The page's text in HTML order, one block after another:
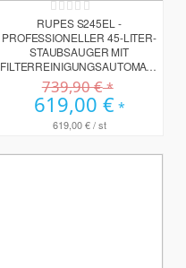
Rating:
0%
RUPES S245EL -
PROFESSIONELLER 45-LITER-
STAUBSAUGER MIT
FILTERREINIGUNGSAUTOMATIK
739,90 €
Sonderpreis
619,00 €
619,00 €/ st